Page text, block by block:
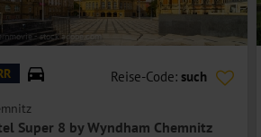
- stock.adobe.com
Reise-Code: such
Super 8 by Wyndham Chemnitz